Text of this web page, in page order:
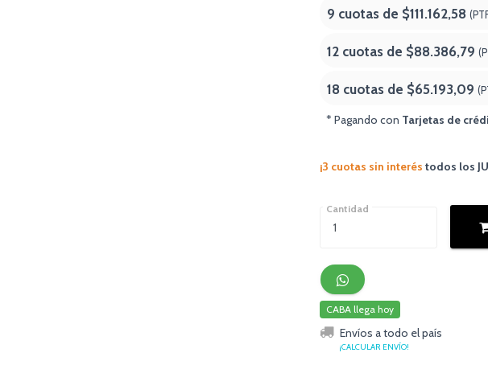
9 cuotas de $111.162,58
12 cuotas de $88.386,79
18 cuotas de $65.193,09
* Pagando con Tarjetas de
¡3 cuotas sin interés todos los
Cantidad
CABA llega hoy
Envíos a todo el país
¡CALCULAR ENVÍO!